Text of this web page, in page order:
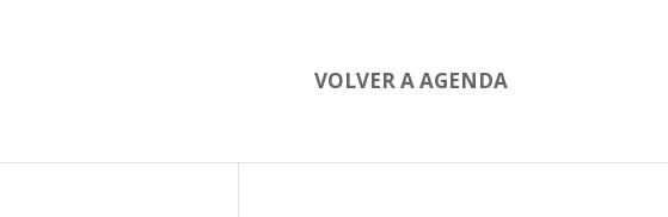
VOLVER A AGENDA